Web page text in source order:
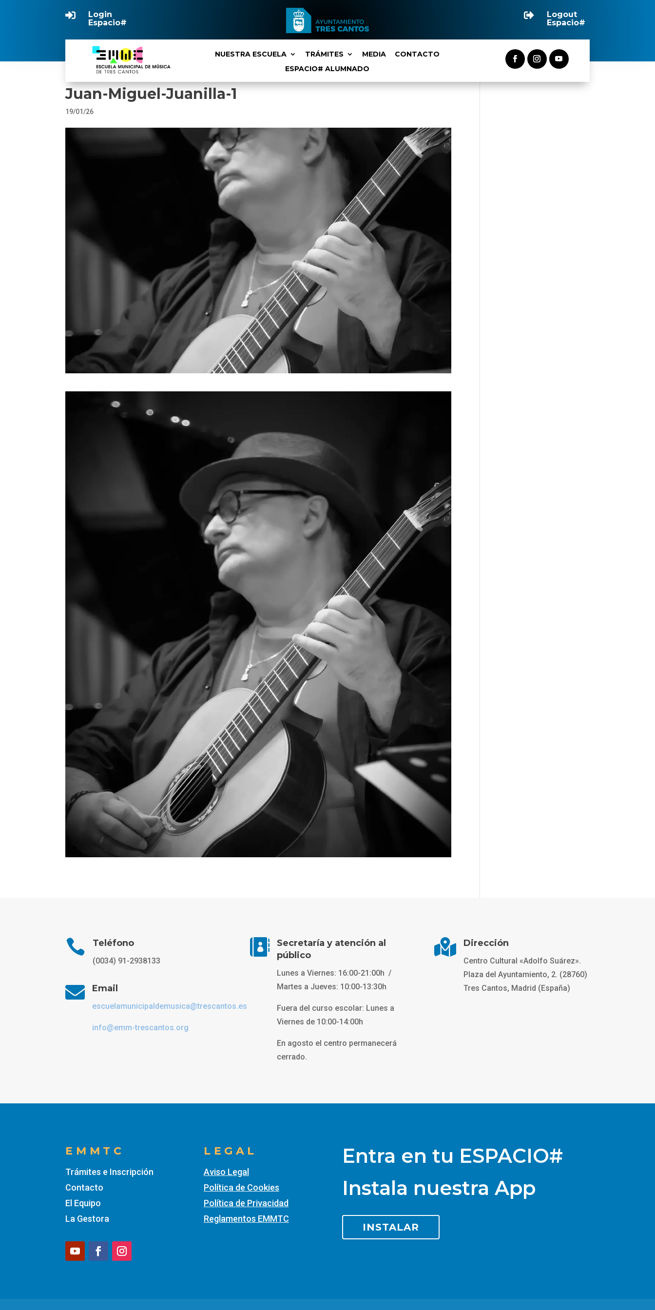

Login
Espacio#

Logout
Espacio#
NUESTRA ESCUELA TRÁMITES MEDIA
CONTACTO
ESPACIO# ALUMNADO
Juan-Miguel-Juanilla-1
19/01/26
 Teléfono
(0034) 91-2938133
 Email
escuelamunicipaldemusica@trescantos.es
info@emm-trescantos.org

Secretaría y atención al
público
Lunes a Viernes: 16:00-21:00h /
Martes a Jueves: 10:00-13:30h
Fuera del curso escolar: Lunes a
Viernes de 10:00-14:00h
En agosto el centro permanecerá
cerrado.
 Dirección
Centro Cultural «Adolfo Suárez».
Plaza del Ayuntamiento, 2. (28760)
Tres Cantos, Madrid (España)
EMMTC
Trámites e Inscripción
Contacto
El Equipo
La Gestora
LEGAL
Aviso Legal
Política de Cookies
Política de Privacidad
Reglamentos EMMTC
Entra en tu ESPACIO#
Instala nuestra App
INSTALAR